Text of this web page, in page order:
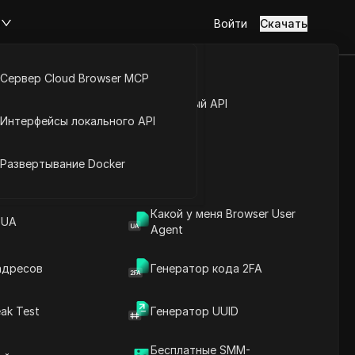
Открытый API
Какой у меня Browser User
Agent
Генератор кода 2FA
Test Генератор UUID
Бесплатные SMM-
Сервер Cloud Browser MCP
Интерфейсы локального API
Развертывание Docker
Войти Скачать
Задать вопросы
Задайте вопросы об этой странице
Открыть в Claude
Задайте вопросы об этой странице